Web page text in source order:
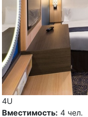
4U
Вместимость: 4 чел.